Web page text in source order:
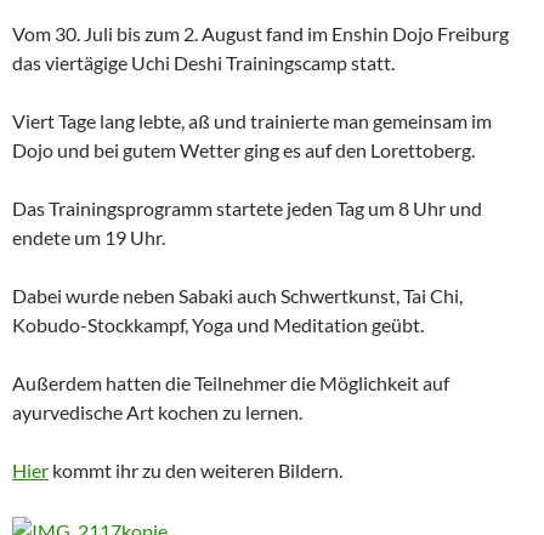
Vom 30. Juli bis zum 2. August fand im Enshin Dojo Freiburg
das viertägige Uchi Deshi Trainingscamp statt.
Viert Tage lang lebte, aß und trainierte man gemeinsam im
Dojo und bei gutem Wetter ging es auf den Lorettoberg.
Das Trainingsprogramm startete jeden Tag um 8 Uhr und
endete um 19 Uhr.
Dabei wurde neben Sabaki auch Schwertkunst, Tai Chi,
Kobudo-Stockkampf, Yoga und Meditation geübt.
Außerdem hatten die Teilnehmer die Möglichkeit auf
ayurvedische Art kochen zu lernen.
Hier kommt ihr zu den weiteren Bildern.